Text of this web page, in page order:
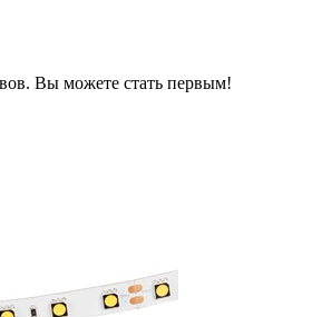
Вы можете стать первым!